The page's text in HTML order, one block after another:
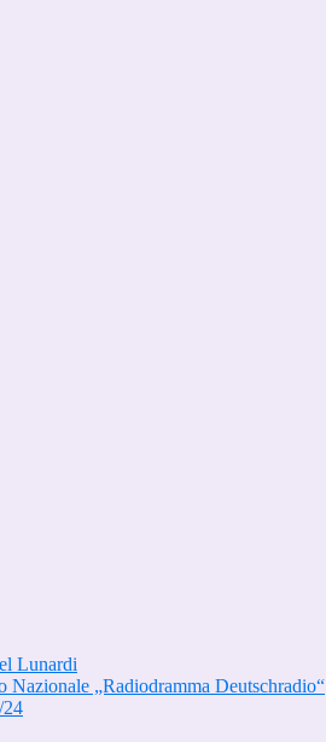
Lunardi
„Radiodramma Deutschradio“
24